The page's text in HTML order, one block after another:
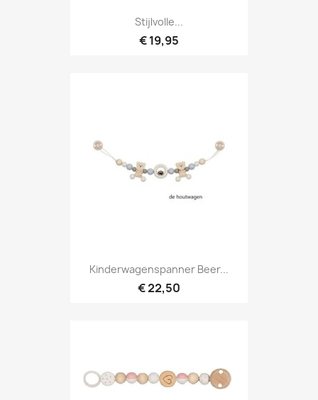
Stijlvolle...
€ 19,95
Kinderwagenspanner Beer...
€ 22,50